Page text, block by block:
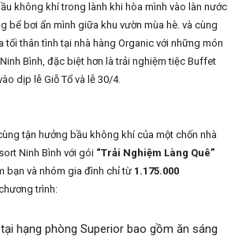
không khí trong lành khi hòa mình vào làn nước
bể bơi ẩn mình giữa khu vườn mùa hè. và cùng
thân tình tại nhà hàng Organic với những món
Bình, đặc biệt hơn là trải nghiệm tiệc Buffet
dịp lễ Giỗ Tổ và lễ 30/4.
tận hưởng bầu không khí của một chốn nhà
Ninh Bình với gói “Trải Nghiệm Làng Quê”
bạn và nhóm gia đình chỉ từ 1.175.000
trình:
hạng phòng Superior bao gồm ăn sáng